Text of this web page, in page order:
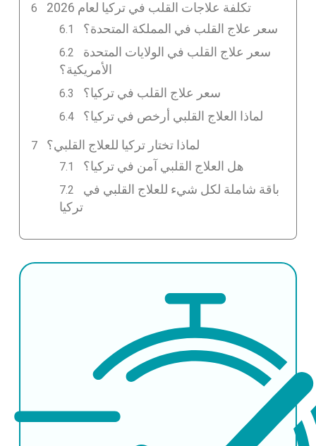
تكلفة علاجات القلب في تركيا لعام 2026
سعر علاج القلب في المملكة المتحدة؟
سعر علاج القلب في الولايات المتحدة
الأمريكية؟
سعر علاج القلب في تركيا؟
لماذا العلاج القلبي أرخص في تركيا؟
لماذا تختار تركيا للعلاج القلبي؟
هل العلاج القلبي آمن في تركيا؟
باقة شاملة لكل شيء للعلاج القلبي في
تركيا